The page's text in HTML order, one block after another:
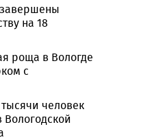
на 18
роща в Вологде
с
тысячи человек